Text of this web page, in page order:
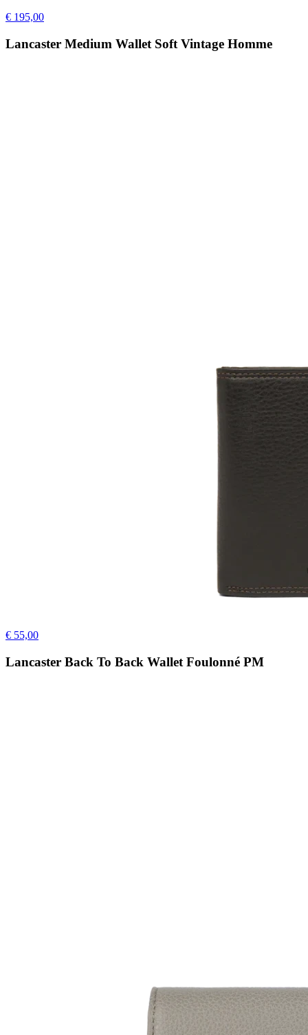
€ 195,00
Lancaster Medium Wallet Soft Vintage Homme
€ 55,00
Lancaster Back To Back Wallet Foulonné PM